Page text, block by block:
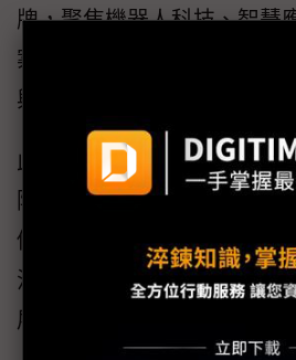
牌，聚焦機器人科技、智慧
案，帶領觀眾近距離感受 AI
與產業樣貌。
此外「InnoVEX新創展區」
隊、創投機構與加速器，並
促進跨國合作與創新交流，
注入嶄新動能，成為國際間
展示平台。